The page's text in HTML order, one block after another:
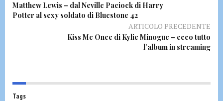
Matthew Lewis – dal Neville Paciock di Harry
Potter al sexy soldato di Bluestone 42
ARTICOLO PRECEDENTE
Kiss Me Once di Kylie Minogue – ecco tutto
l’album in streaming
Tags